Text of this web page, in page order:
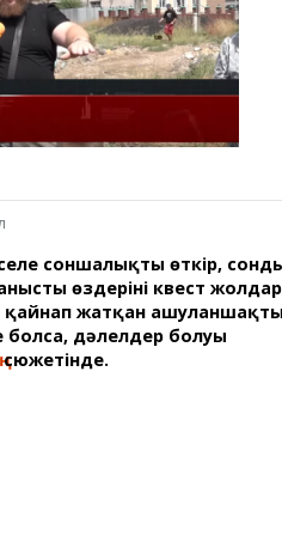
КЕСТЕСІ
аялдамалары
жағдайлар
каталогы
сатып
соншалықты өткір,
өздерінің квест
қайнап жатқан
болса, дәлелдер болуы
сюжетінде.